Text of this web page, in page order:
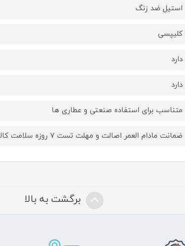
استیل ضد زنگ
کلیپسی
دارد
دارد
متناسب برای استفاده صنعتی و عطاری ها
ضمانت مادام العمر اصالت و مهلت تست ۷ روزه سلامت کالا
برگشت به بالا